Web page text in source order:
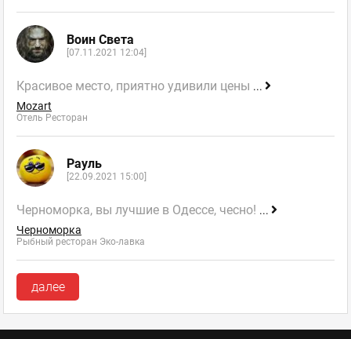
Воин Света
[07.11.2021 12:04]
Красивое место, приятно удивили цены ...
Mozart
Отель Ресторан
Рауль
[22.09.2021 15:00]
Черноморка, вы лучшие в Одессе, чесно! ...
Черноморка
Рыбный ресторан Эко-лавка
далее